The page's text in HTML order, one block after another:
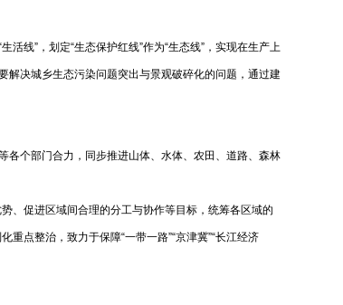
活线”，划定“生态保护红线”作为“生态线”，实现在生产上
解决城乡生态污染问题突出与景观破碎化的问题，通过建
各个部门合力，同步推进山体、水体、农田、道路、森林
、促进区域间合理的分工与协作等目标，统筹各区域的
点整治，致力于保障“一带一路”“京津冀”“长江经济